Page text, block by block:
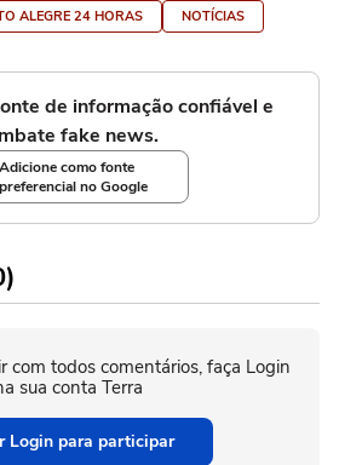
ALEGRE 24 HORAS NOTÍCIAS
de informação confiável e
fake news.
Adicione como fonte
preferencial no Google
com todos comentários, faça Login
sua conta Terra
Login para participar